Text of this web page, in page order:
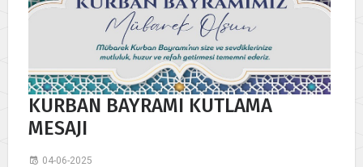
KURBAN BAYRAMI KUTLAMA
MESAJI
04-06-2025